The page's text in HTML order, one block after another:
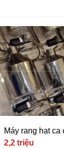
Máy rang hạt ca
2,2 triệu